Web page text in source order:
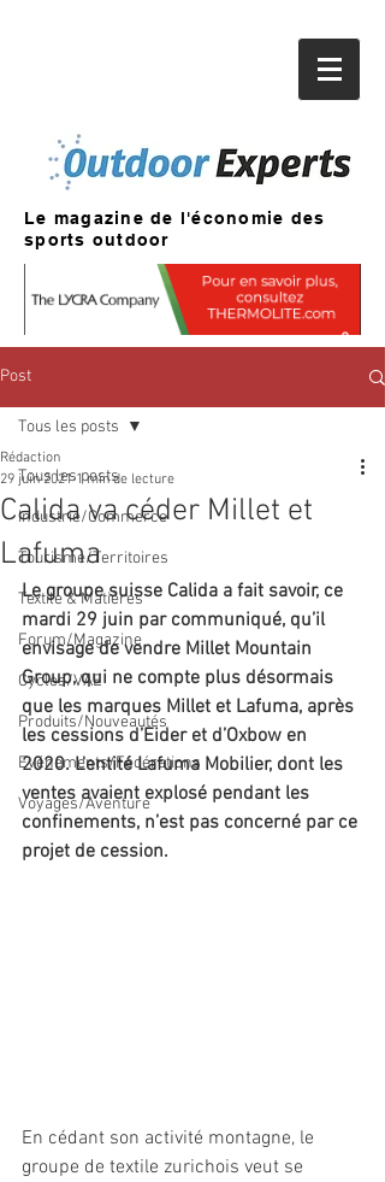
Le magazine de l'économie des
sports outdoor
Post
Tous les posts
Industrie/Commerce
Tourisme/Territoires
Textile & Matières
Forum/Magazine
Cycles/VAE
Produits/Nouveautés
Evénements/Fédérations
Voyages/Aventure
Tous les posts
Calida va céder Millet et
Lafuma
Rédaction
29 juin 2021 1 min de lecture
Le groupe suisse Calida a fait savoir, ce
mardi 29 juin par communiqué, qu’il
envisage de vendre Millet Mountain
Group, qui ne compte plus désormais
que les marques Millet et Lafuma, après
les cessions d’Eider et d’Oxbow en
2020. L'entité Lafuma Mobilier, dont les
ventes avaient explosé pendant les
confinements, n’est pas concerné par ce
projet de cession.
En cédant son activité montagne, le
groupe de textile zurichois veut se